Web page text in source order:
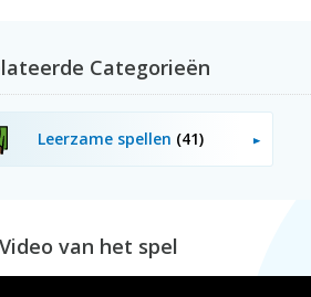
Categorieën
Leerzame spellen (41)
Video van het spel